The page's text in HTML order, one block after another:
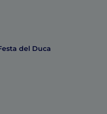
del Duca